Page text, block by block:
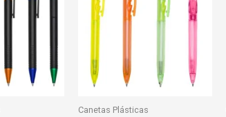
Canetas Plásticas